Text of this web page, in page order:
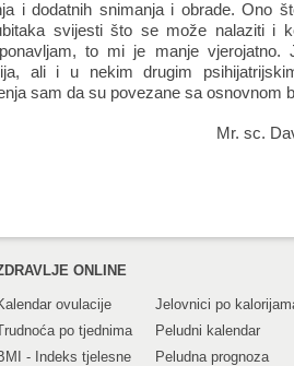
i dodatnih snimanja i obrade. Ono
svijesti što se može nalaziti i
to mi je manje vjerojatno.
ali i u nekim drugim
sam da su povezane sa osnovnom
Mr. sc.
ONLINE
ovulacije
po tjednima
- Indeks tjelesne
Jelovnici po
Peludni kalendar
Peludna prognoza